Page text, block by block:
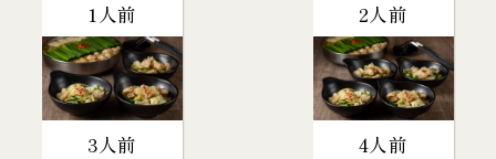
1人前 2人前
3人前 4人前